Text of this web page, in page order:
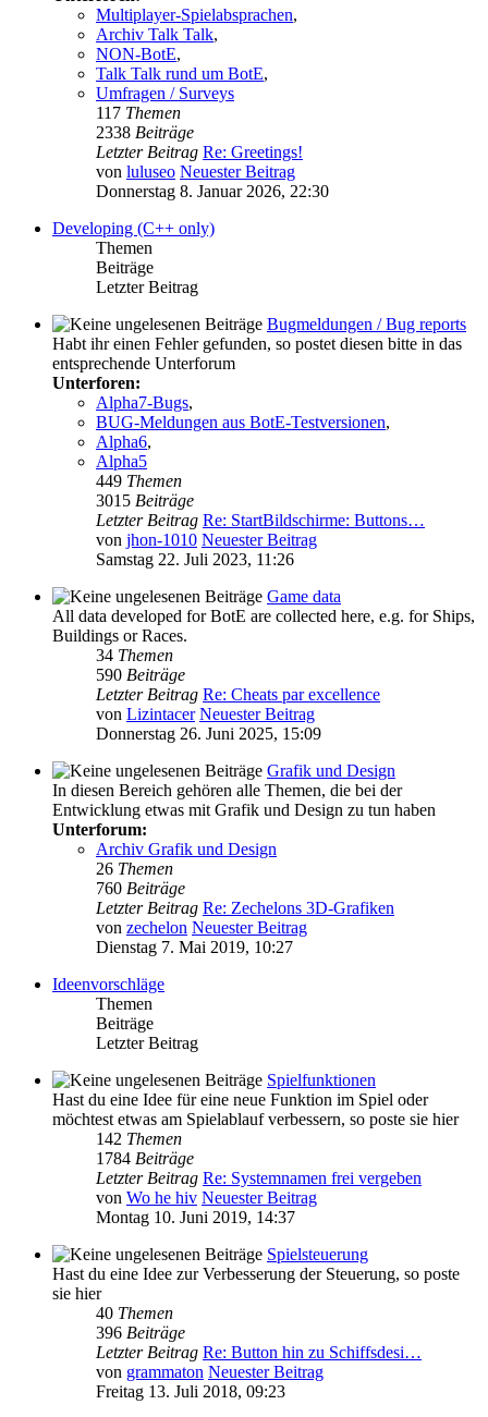
Multiplayer-Spielabsprachen,
Archiv Talk Talk,
NON-BotE,
Talk Talk rund um BotE,
Umfragen / Surveys
117 Themen
2338 Beiträge
Letzter Beitrag Re: Greetings!
von luluseo Neuester Beitrag
Donnerstag 8. Januar 2026, 22:30
Developing (C++ only)
Themen
Beiträge
Letzter Beitrag
Bugmeldungen / Bug reports
Habt ihr einen Fehler gefunden, so postet diesen bitte in das
entsprechende Unterforum
Unterforen:
Alpha7-Bugs,
BUG-Meldungen aus BotE-Testversionen,
Alpha6,
Alpha5
449 Themen
3015 Beiträge
Letzter Beitrag Re: StartBildschirme: Buttons…
von jhon-1010 Neuester Beitrag
Samstag 22. Juli 2023, 11:26
Game data
All data developed for BotE are collected here, e.g. for Ships,
Buildings or Races.
34 Themen
590 Beiträge
Letzter Beitrag Re: Cheats par excellence
von Lizintacer Neuester Beitrag
Donnerstag 26. Juni 2025, 15:09
Grafik und Design
In diesen Bereich gehören alle Themen, die bei der
Entwicklung etwas mit Grafik und Design zu tun haben
Unterforum:
Archiv Grafik und Design
26 Themen
760 Beiträge
Letzter Beitrag Re: Zechelons 3D-Grafiken
von zechelon Neuester Beitrag
Dienstag 7. Mai 2019, 10:27
Ideenvorschläge
Themen
Beiträge
Letzter Beitrag
Spielfunktionen
Hast du eine Idee für eine neue Funktion im Spiel oder
möchtest etwas am Spielablauf verbessern, so poste sie hier
142 Themen
1784 Beiträge
Letzter Beitrag Re: Systemnamen frei vergeben
von Wo he hiv Neuester Beitrag
Montag 10. Juni 2019, 14:37
Spielsteuerung
Hast du eine Idee zur Verbesserung der Steuerung, so poste
sie hier
40 Themen
396 Beiträge
Letzter Beitrag Re: Button hin zu Schiffsdesi…
von grammaton Neuester Beitrag
Freitag 13. Juli 2018, 09:23